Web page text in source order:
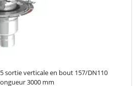
sortie verticale en bout 157/DN110
3000 mm